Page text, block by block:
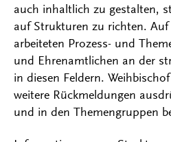
auch inhaltlich zu gestalten,
auf Strukturen zu richten. Auf
arbeiteten Prozess- und
und Ehrenamtlichen an der
in diesen Feldern.
weitere Rückmeldungen
und in den Themengruppen